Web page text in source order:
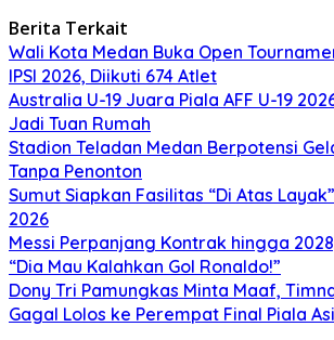
Berita Terkait
Wali Kota Medan Buka Open
IPSI 2026, Diikuti 674 Atlet
Australia U-19 Juara Piala AFF U-19
Jadi Tuan Rumah
Stadion Teladan Medan Berpotensi
Tanpa Penonton
Sumut Siapkan Fasilitas “Di Atas
2026
Messi Perpanjang Kontrak hingga
“Dia Mau Kalahkan Gol Ronaldo!”
Dony Tri Pamungkas Minta Maaf,
Gagal Lolos ke Perempat Final Piala